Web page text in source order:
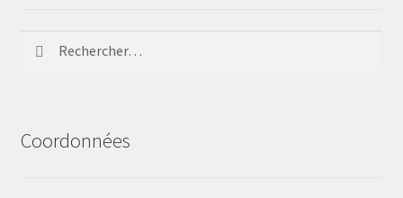
Coordonnées